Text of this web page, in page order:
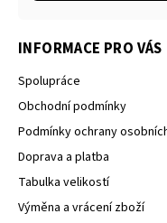
INFORMACE PRO VÁS
Spolupráce
Obchodní podmínky
Podmínky ochrany
Doprava a platba
Tabulka velikostí
Výměna a vrácení zboží